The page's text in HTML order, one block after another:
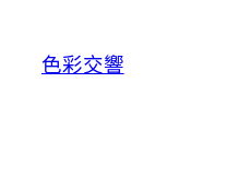
色彩交響